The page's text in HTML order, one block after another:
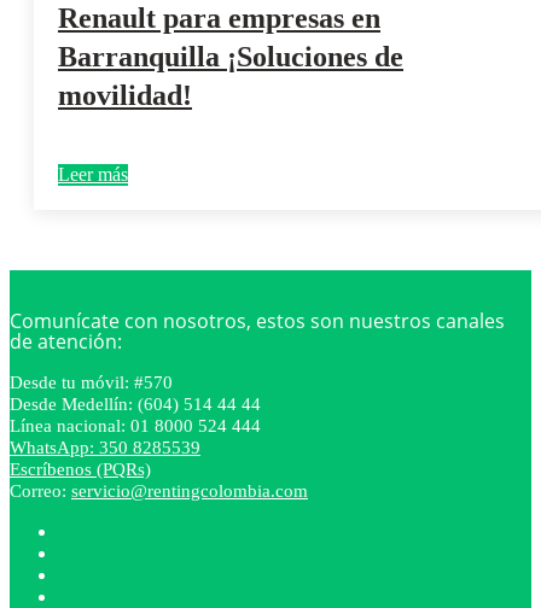
Renault para empresas en
Barranquilla ¡Soluciones de
movilidad!
Leer más
Comunícate con nosotros, estos son nuestros canales
de atención:
Desde tu móvil: #570
Desde Medellín: (604) 514 44 44
Línea nacional: 01 8000 524 444
WhatsApp: 350 8285539
Escríbenos (PQRs)
Correo: servicio@rentingcolombia.com